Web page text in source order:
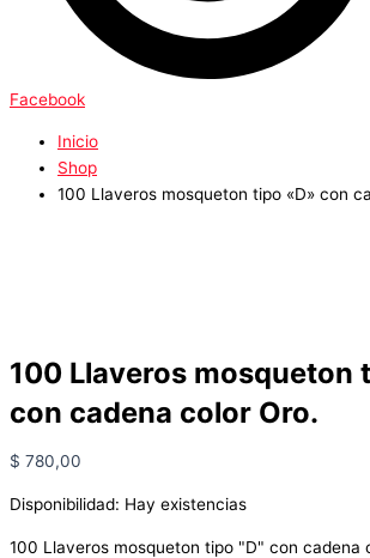
Facebook
Inicio
Shop
100 Llaveros mosqueton tipo «D» con
100 Llaveros mosqueton
con cadena color Oro.
$ 780,00
Disponibilidad: Hay existencias
100 Llaveros mosqueton tipo "D" con cadena